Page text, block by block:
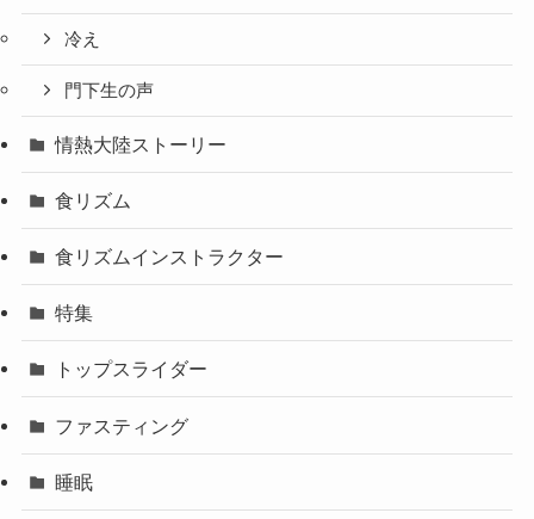
冷え
門下生の声
情熱大陸ストーリー
食リズム
食リズムインストラクター
特集
トップスライダー
ファスティング
睡眠